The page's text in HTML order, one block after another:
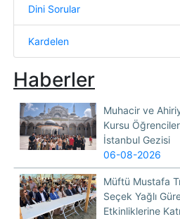
Dini Sorular
Kardelen
Haberler
Muhacir ve
Kursu
İstanbul Gezisi
06-08-2026
Müftü Mustafa
Seçek Yağlı
Etkinliklerine